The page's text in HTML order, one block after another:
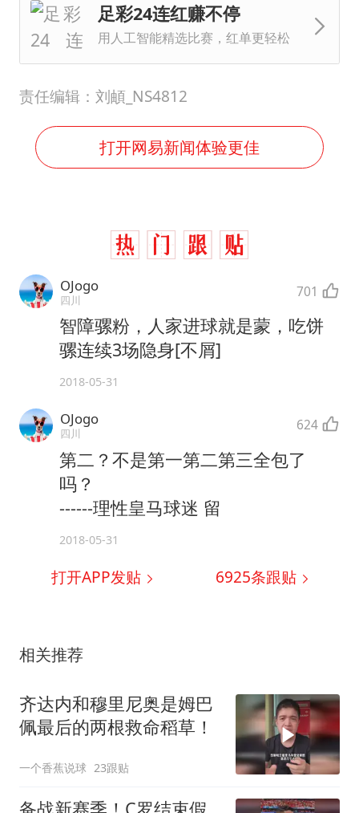
足彩24连红赚不停
用人工智能精选比赛，红单更轻松
责任编辑：刘頔_NS4812
打开网易新闻体验更佳
OJogo
四川 701
智障骡粉，人家进球就是蒙，吃饼
骡连续3场隐身[不屑]
2018-05-31
OJogo
四川 624
第二？不是第一第二第三全包了
吗？
------理性皇马球迷 留
2018-05-31
打开APP发贴 6925条跟贴
相关推荐
齐达内和穆里尼奥是姆巴
佩最后的两根救命稻草！
一个香蕉说球 23跟贴